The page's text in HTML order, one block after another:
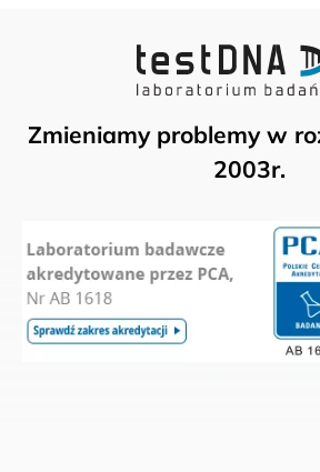
Zmieniamy problemy w
2003r.